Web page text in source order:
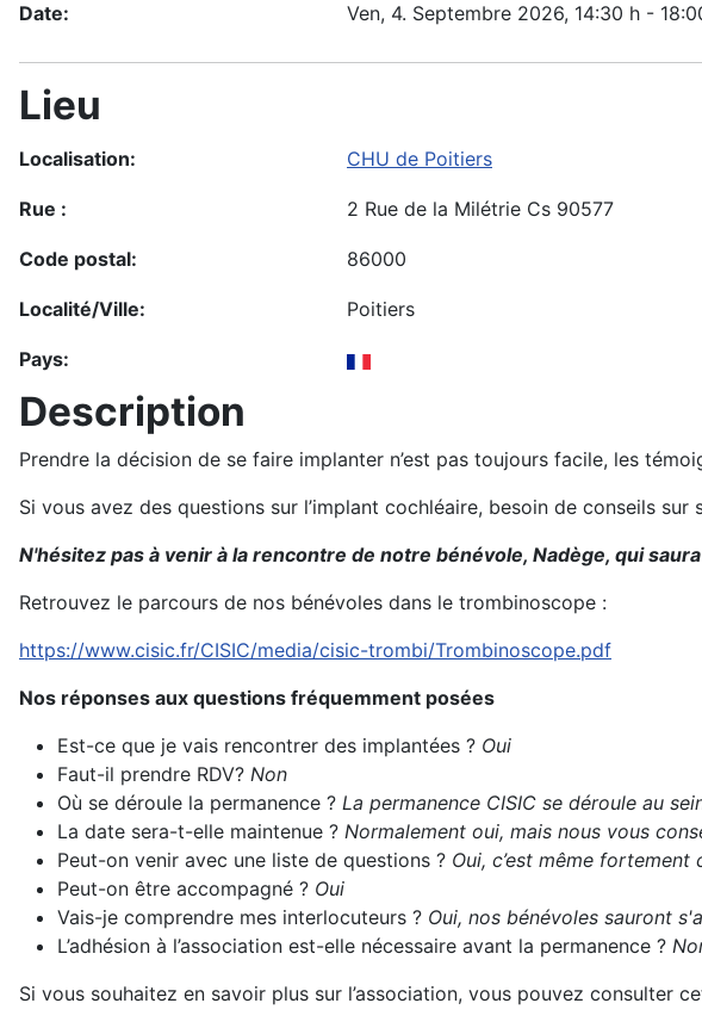
Date: Ven, 4. Septembre 2026, 14:30 h -
Lieu
Localisation: CHU de Poitiers
Rue : 2 Rue de la Milétrie Cs 90577
Code postal: 86000
Localité/Ville: Poitiers
Pays:
Description
Prendre la décision de se faire implanter n’est pas toujours facile, les
Si vous avez des questions sur l’implant cochléaire, besoin de conseils
N'hésitez pas à venir à la rencontre de notre bénévole, Nadège, qui
Retrouvez le parcours de nos bénévoles dans le trombinoscope :
https://www.cisic.fr/CISIC/media/cisic-trombi/Trombinoscope.pdf
Nos réponses aux questions fréquemment posées
Est-ce que je vais rencontrer des implantées ? Oui
Faut-il prendre RDV? Non
Où se déroule la permanence ? La permanence CISIC se déroule au
La date sera-t-elle maintenue ? Normalement oui, mais nous vous
Peut-on venir avec une liste de questions ? Oui, c’est même fortement
Peut-on être accompagné ? Oui
Vais-je comprendre mes interlocuteurs ? Oui, nos bénévoles sauront
L’adhésion à l’association est-elle nécessaire avant la permanence ?
Si vous souhaitez en savoir plus sur l’association, vous pouvez consulter